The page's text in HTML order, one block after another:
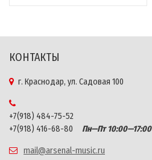
КОНТАКТЫ
г. Краснодар, ул. Садовая 100
+7(918) 484-75-52
+7(918) 416-68-80
Пн—Пт 10:00—17:00
mail@arsenal-music.ru